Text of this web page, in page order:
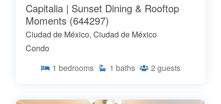
Capitalia | Sunset Dining & Rooftop
Moments (644297)
Ciudad de México, Ciudad de México
Condo
1 bedrooms 1 baths 2 guests